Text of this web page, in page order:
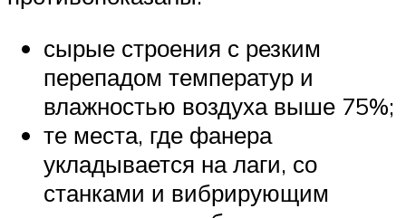
сырые строения с резким
перепадом температур и
влажностью воздуха выше 75%;
те места, где фанера
укладывается на лаги, со
станками и вибрирующим